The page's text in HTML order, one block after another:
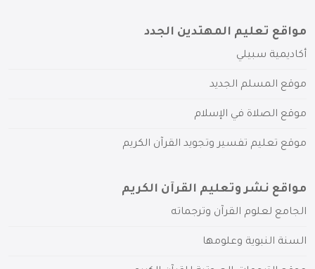
مواقع تعليم المهتدين الجدد
أكاديمية سبيلي
موقع المسلم الجديد
موقع الصلاة في الإسلام
موقع تعليم تفسير وتجويد القرآن الكريم
مواقع نشر وتعليم القرآن الكريم
الجامع لعلوم القرآن وترجماته
السنة النبوية وعلومها